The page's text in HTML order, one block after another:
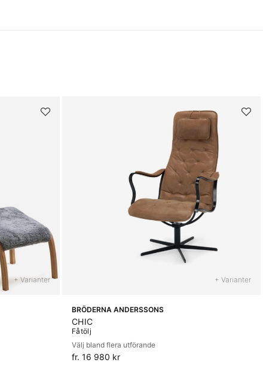
+ Varianter + Varianter
BRÖDERNA ANDERSSONS
CHIC
Fåtölj
Välj bland flera utförande
fr. 16 980 kr